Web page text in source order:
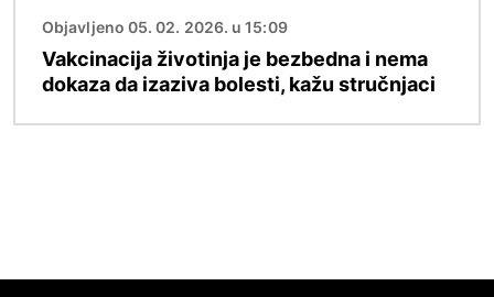
Objavljeno 05. 02. 2026. u 15:09
Vakcinacija životinja je bezbedna i nema
dokaza da izaziva bolesti, kažu stručnjaci